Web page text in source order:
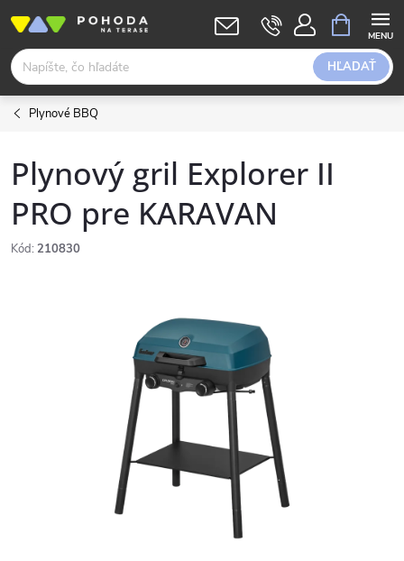
obsah
HĽADAŤ
KOŠÍK
Plynové BBQ
Plynový gril Explorer II
PRO pre KARAVAN
Kód: 210830